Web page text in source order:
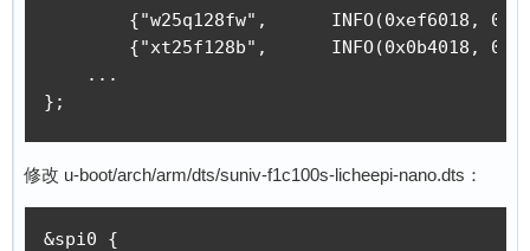
    ...
};
修改 u-boot/arch/arm/dts/suniv-f1c100s-licheepi-nano.dts：
&spi0 {